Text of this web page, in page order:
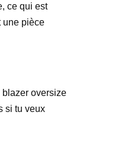
ce qui est
une pièce
blazer oversize
si tu veux